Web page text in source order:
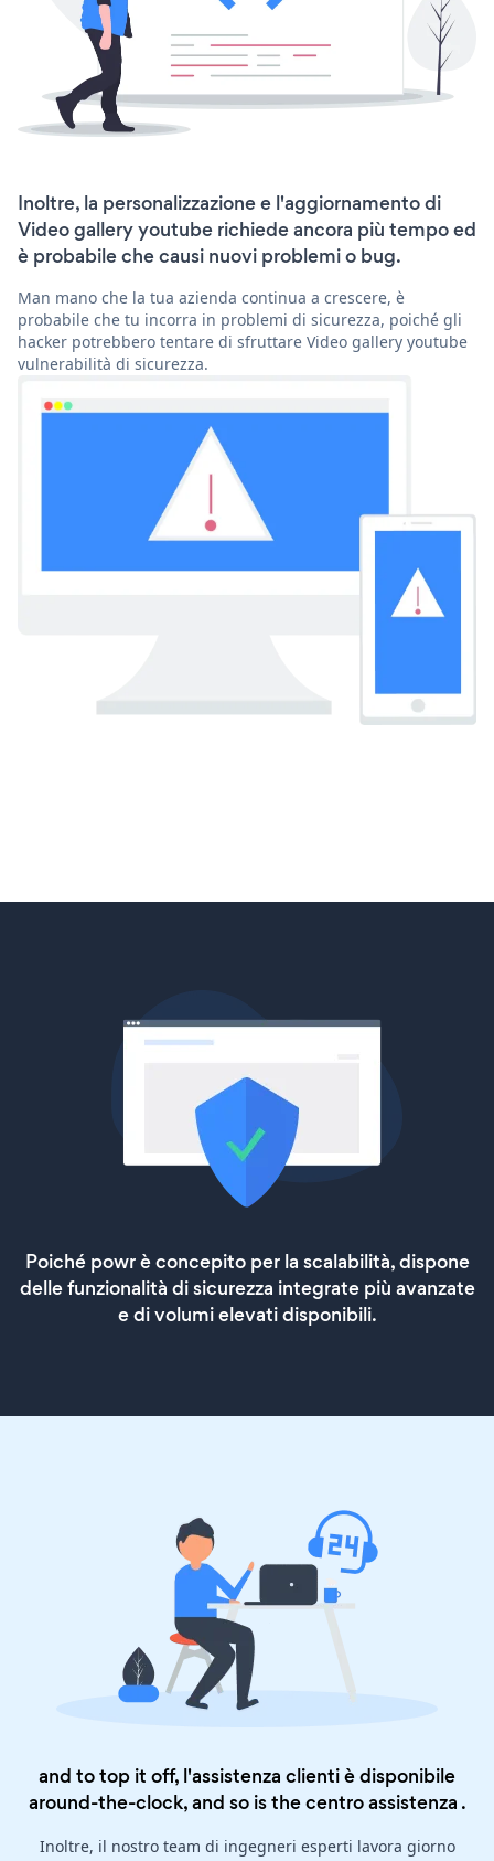
Inoltre, la personalizzazione e l'aggiornamento di
Video gallery youtube richiede ancora più tempo ed
è probabile che causi nuovi problemi o bug.
Man mano che la tua azienda continua a crescere, è
probabile che tu incorra in problemi di sicurezza, poiché gli
hacker potrebbero tentare di sfruttare Video gallery youtube
vulnerabilità di sicurezza.
Poiché powr è concepito per la scalabilità, dispone
delle funzionalità di sicurezza integrate più avanzate
e di volumi elevati disponibili.
and to top it off, l'assistenza clienti è disponibile
around-the-clock, and so is thecentro assistenza .
Inoltre, il nostro team di ingegneri esperti lavora giorno